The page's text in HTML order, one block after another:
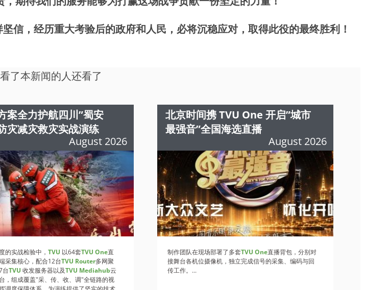
信，经历重大考验后的政府和人民，必将沉稳应对，取得此役的最终胜利！
了本新闻的人还看了
案全力护航四川”蜀安
灾减灾救灾实战演练
August 2026
的实战检验中， TVU 以64套TVU One直
采集核心，配合12台TVU Router多网聚
台TVU 收发服务器以及TVU Mediahub云
，组成覆盖"采、传、收、调"全链路的视
北京时间携 TVU One 开启”城市
最强音”全国海选直播
August 2026
制作团队在现场部署了多套TVU One直播背包，分别对
接舞台各机位摄像机，独立完成信号的采集、编码与回
传工作。...